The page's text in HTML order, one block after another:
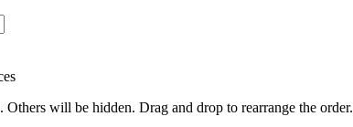
Others will be hidden. Drag and drop to rearrange the order.